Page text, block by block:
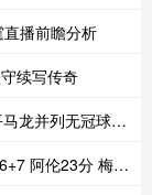
播前瞻分析
续写传奇
无冠球员历史第一
尔23分 詹金斯17分